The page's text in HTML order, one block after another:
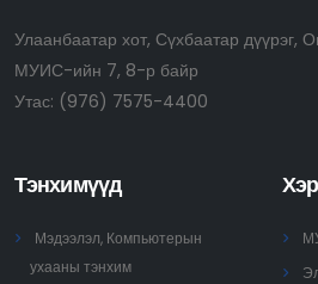
Улаанбаатар хот, Сүхбаатар дүүрэг,
МУИС-ийн 7, 8-р байр
Утас: (976) 7575-4400
Тэнхимүүд
Мэдээлэл, Компьютерын
ухааны тэнхим